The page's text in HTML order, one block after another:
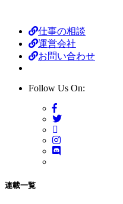
仕事の相談
運営会社
お問い合わせ
Follow Us On:
連載一覧